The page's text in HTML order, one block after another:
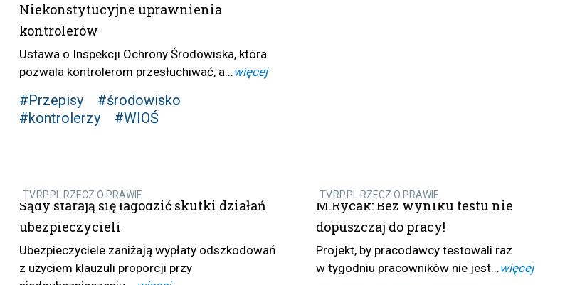
Niekonstytucyjne uprawnienia
kontrolerów
Ustawa o Inspekcji Ochrony Środowiska, która
pozwala kontrolerom przesłuchiwać, a...więcej
#Przepisy
#środowisko
#kontrolerzy
#WIOŚ
TV.RP.PL RZECZ O PRAWIE
Sądy starają się łagodzić skutki działań
ubezpieczycieli
Ubezpieczyciele zaniżają wypłaty odszkodowań
z użyciem klauzuli proporcji przy
TV.RP.PL RZECZ O PRAWIE
M.Rycak: Bez wyniku testu nie
dopuszczaj do pracy!
Projekt, by pracodawcy testowali raz
w tygodniu pracowników nie jest...więcej